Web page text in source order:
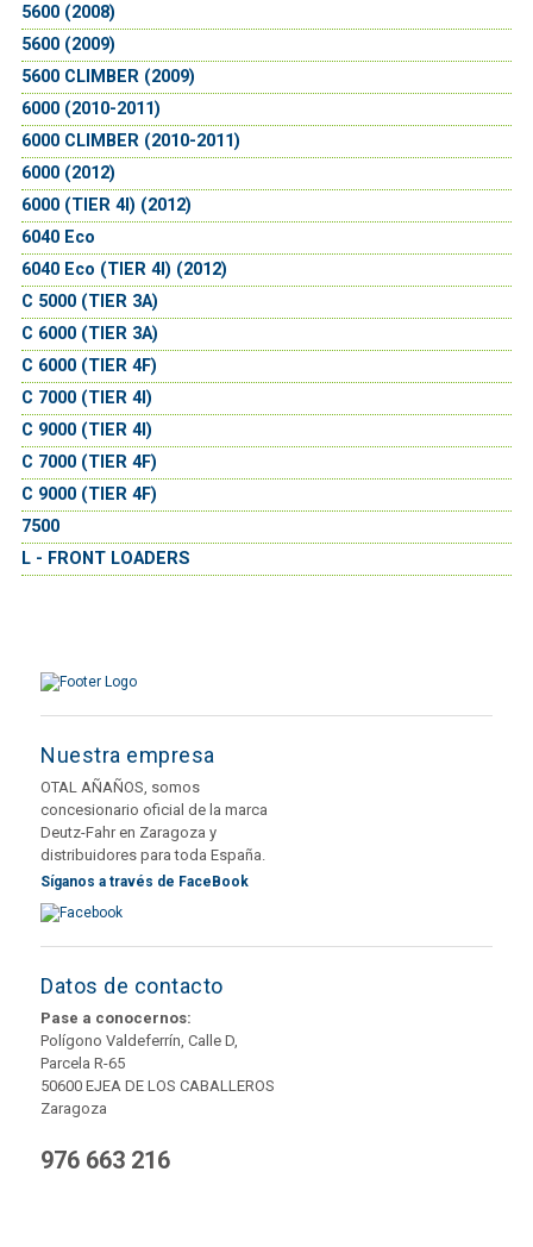
5600 (2008)
5600 (2009)
5600 CLIMBER (2009)
6000 (2010-2011)
6000 CLIMBER (2010-2011)
6000 (2012)
6000 (TIER 4I) (2012)
6040 Eco
6040 Eco (TIER 4I) (2012)
C 5000 (TIER 3A)
C 6000 (TIER 3A)
C 6000 (TIER 4F)
C 7000 (TIER 4I)
C 9000 (TIER 4I)
C 7000 (TIER 4F)
C 9000 (TIER 4F)
7500
L - FRONT LOADERS
Nuestra empresa
OTAL AÑAÑOS, somos
concesionario oficial de la marca
Deutz-Fahr en Zaragoza y
distribuidores para toda España.
Síganos a través de FaceBook
Datos de contacto
Pase a conocernos:
Polígono Valdeferrín, Calle D,
Parcela R-65
50600 EJEA DE LOS CABALLEROS
Zaragoza
976 663 216